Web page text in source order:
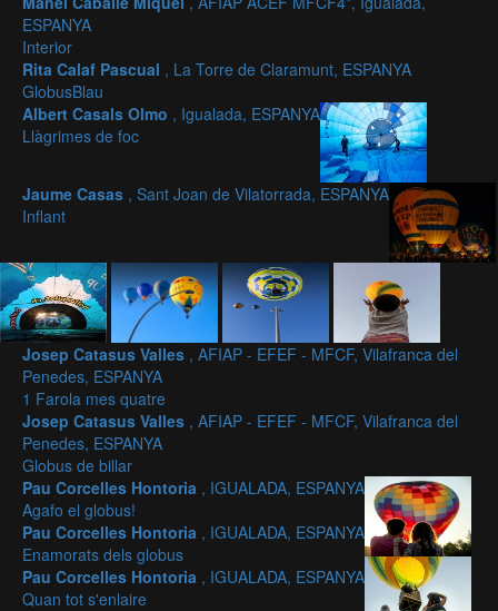
ESPANYA
Interior
Rita Calaf Pascual , La Torre de Claramunt, ESPANYA
GlobusBlau
Albert Casals Olmo , Igualada, ESPANYA
Llàgrimes de foc
Jaume Casas , Sant Joan de Vilatorrada, ESPANYA
Inflant
Josep Catasus Valles , AFIAP - EFEF - MFCF, Vilafranca del
Penedes, ESPANYA
1 Farola mes quatre
Josep Catasus Valles , AFIAP - EFEF - MFCF, Vilafranca del
Penedes, ESPANYA
Globus de billar
Pau Corcelles Hontoria , IGUALADA, ESPANYA
Agafo el globus!
Pau Corcelles Hontoria , IGUALADA, ESPANYA
Enamorats dels globus
Pau Corcelles Hontoria , IGUALADA, ESPANYA
Quan tot s'enlaire